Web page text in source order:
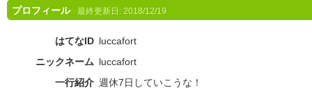
プロフィール 最終更新日: 2018/12/19
はてなID luccafort
ニックネーム luccafort
一行紹介 週休7日していこうな！